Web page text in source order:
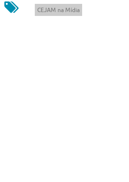
CEJAM na Mídia